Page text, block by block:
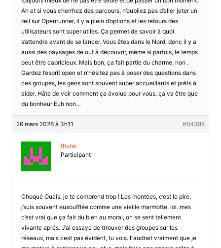
Ah et si vous cherrhez des parcours, n’oubliez pas d’aller jeter un
œil sur Openrunner, il y a plein d’options et les retours des
utilisateurs sont super utiles. Ça permet de savoir à quoi
s’attendre avant de se lancer. Vous êtes dans le Nord, donc il y a
aussi des paysages de ouf à découvrir, même si parfois, le temps
peut être capricieux. Mais bon, ça fait partie du charme, non .
Gardez l’esprit open et n’hésitez pas à poser des questions dans
ces groupes, les gens sont souvent super accueillants et prêts à
aider. Hâte de voir comment ça évolue pour vous, ça va être que
du bonheur Euh non…
26 mars 2026 à 3h11 #84388
thune
Participant
Choqué Ouais, je te comprend trop ! Les montées, c’est le pire,
j’suis souvent eusoufflée comme une vieille marmotte, lol. mes
c’est vrai que ça fait du bien au moral, on se sent tellement
vivante aprés. J’ai essaye de trrouver des groupes sur les
réseaux, mais cest pas évident, tu vois. Faudrait vraiment que je